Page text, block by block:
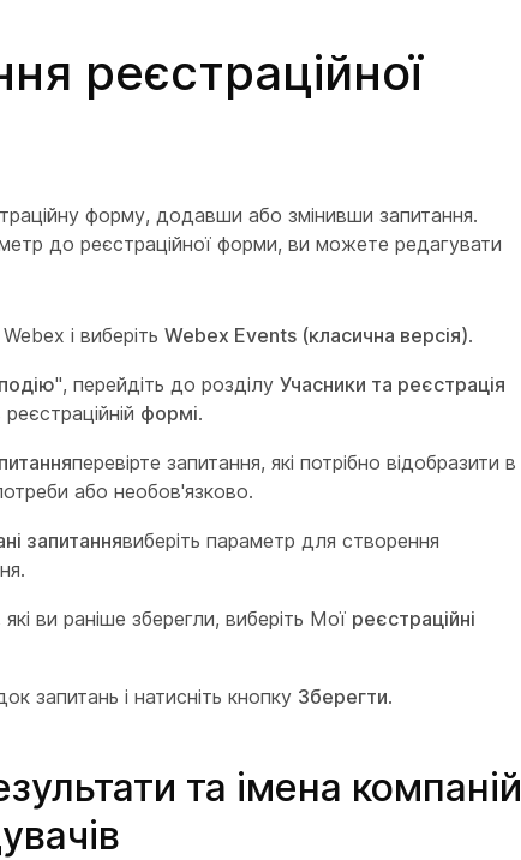
реєстраційної
форму, додавши або змінивши запитання.
до реєстраційної форми, ви можете редагувати
і виберіть Webex Events (класична версія).
", перейдіть до розділу Учасники та реєстрація
формі.
перевірте запитання, які потрібно відобразити в
або необов'язково.
запитаннявиберіть параметр для створення
ви раніше зберегли, виберіть Мої реєстраційні
запитань і натисніть кнопку Зберегти.
та імена компаній